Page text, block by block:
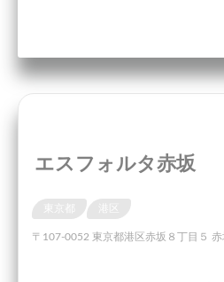
エスフォルタ赤坂
東京都 港区
〒107-0052 東京都港区赤坂８丁目５